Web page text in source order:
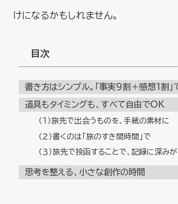
けになるかもしれません。
目次
書き方はシンプル。「事実9割＋感想1割」
道具もタイミングも、すべて自由でOK
（１）旅先で出会うものを、手紙の素材に
（２）書くのは「旅のすき間時間」で
（３）旅先で投函することで、記録に深み
思考を整える、小さな創作の時間